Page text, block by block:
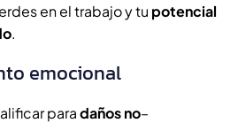
en el trabajo y tu potencial
.
emocional
paradaños no–